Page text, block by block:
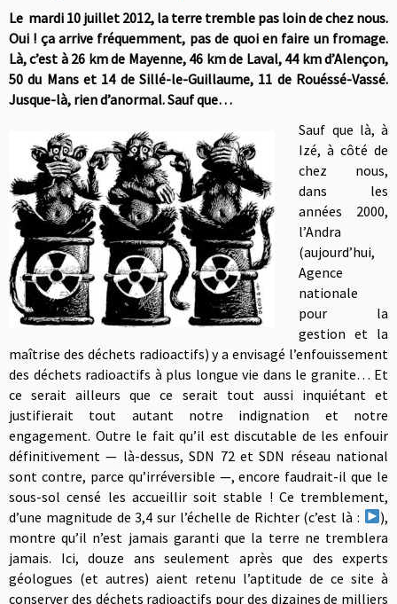
Le mardi 10 juillet 2012, la terre tremble pas loin de chez nous.
Oui ! ça arrive fréquemment, pas de quoi en faire un fromage.
Là, c’est à 26 km de Mayenne, 46 km de Laval, 44 km d’Alençon,
50 du Mans et 14 de Sillé-le-Guillaume, 11 de Rouéssé-Vassé.
Jusque-là, rien d’anormal. Sauf que…
Sauf que là, à
Izé, à côté de
chez nous,
dans les
années 2000,
l’Andra
(aujourd’hui,
Agence
nationale
pour la
gestion et la
maîtrise des déchets radioactifs) y a envisagé l’enfouissement
des déchets radioactifs à plus longue vie dans le granite… Et
ce serait ailleurs que ce serait tout aussi inquiétant et
justifierait tout autant notre indignation et notre
engagement. Outre le fait qu’il est discutable de les enfouir
définitivement — là-dessus, SDN 72 et SDN réseau national
sont contre, parce qu’irréversible —, encore faudrait-il que le
sous-sol censé les accueillir soit stable ! Ce tremblement,
d’une magnitude de 3,4 sur l’échelle de Richter (c’est là :
),
montre qu’il n’est jamais garanti que la terre ne tremblera
jamais. Ici, douze ans seulement après que des experts
géologues (et autres) aient retenu l’aptitude de ce site à
conserver des déchets radioactifs pour des dizaines de milliers